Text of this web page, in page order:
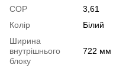
COP
3,61
Колір
Білий
Ширина
внутрішнього
блоку
722 мм